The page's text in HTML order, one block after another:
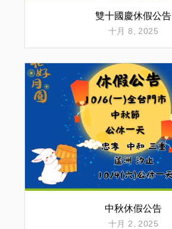
雙十國慶休假公告
十月 8, 2025
中秋休假公告
十月 2, 2025